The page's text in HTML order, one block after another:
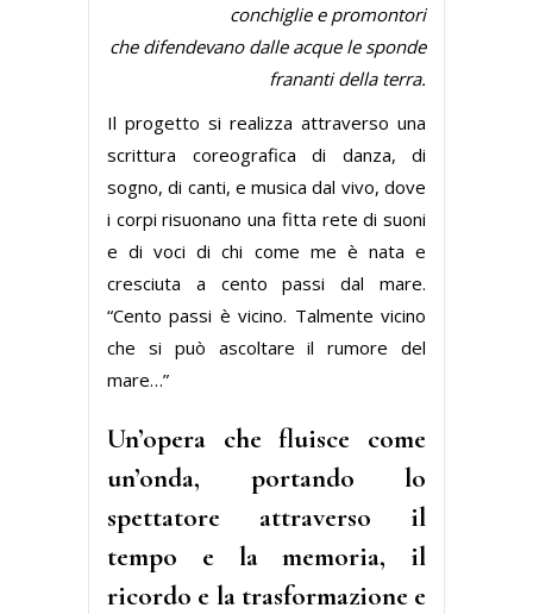
conchiglie e promontori
che difendevano dalle acque le sponde
frananti della terra.
Il progetto si realizza attraverso una
scrittura coreografica di danza, di
sogno, di canti, e musica dal vivo, dove
i corpi risuonano una fitta rete di suoni
e di voci di chi come me è nata e
cresciuta a cento passi dal mare.
“Cento passi è vicino. Talmente vicino
che si può ascoltare il rumore del
mare…”
Un’opera che fluisce come
un’onda, portando lo
spettatore attraverso il
tempo e la memoria, il
ricordo e la trasformazione e